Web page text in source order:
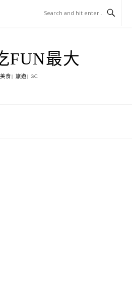
FUN最大
美食| 旅遊| 3C